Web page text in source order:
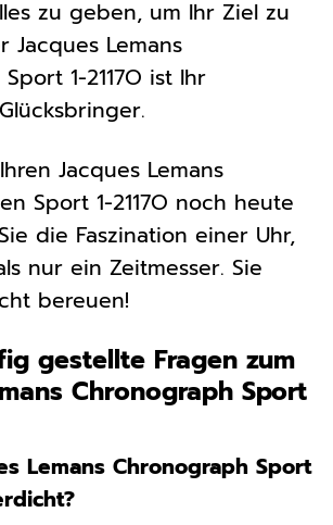
zu geben, um Ihr Ziel zu
Jacques Lemans
1-2117O ist Ihr
Jacques Lemans
Sport 1-2117O noch heute
die Faszination einer Uhr,
nur ein Zeitmesser. Sie
bereuen!
gestellte Fragen zum
Chronograph Sport
Lemans Chronograph Sport